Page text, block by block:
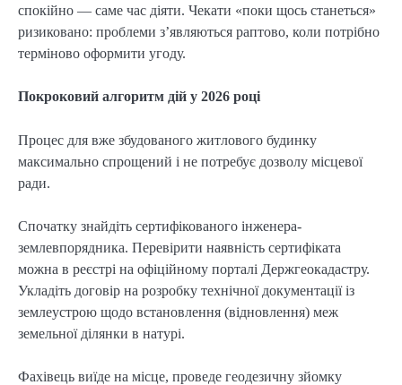
спокійно — саме час діяти. Чекати «поки щось станеться»
ризиковано: проблеми з’являються раптово, коли потрібно
терміново оформити угоду.
Покроковий алгоритм дій у 2026 році
Процес для вже збудованого житлового будинку
максимально спрощений і не потребує дозволу місцевої
ради.
Спочатку знайдіть сертифікованого інженера-
землевпорядника. Перевірити наявність сертифіката
можна в реєстрі на офіційному порталі Держгеокадастру.
Укладіть договір на розробку технічної документації із
землеустрою щодо встановлення (відновлення) меж
земельної ділянки в натурі.
Фахівець виїде на місце, проведе геодезичну зйомку